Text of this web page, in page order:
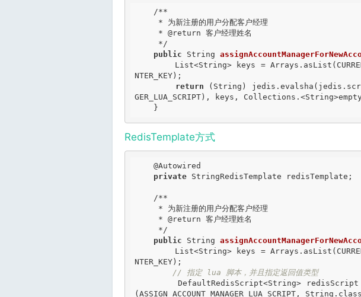
/**
     *
@return 客户经理姓名
     */
public String
NTER_KEY);
return (String)
GER_LUA_SCRIPT), keys,
    }
RedisTemplate方式
@Autowired
private StringRedisTemplate redisTemplate;
/**
     *
@return 客户经理姓名
     */
public String
NTER_KEY);
// 指定 lua 脚本，并且指定返回值类型
DefaultRedisScript<String>
(ASSIGN_ACCOUNT_MANAGER_LUA_SCRIPT,